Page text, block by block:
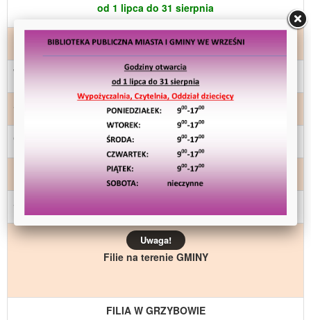
od 1 lipca do 31 sierpnia
PONIEDZIAŁEK 9:00 – 17:00
WTOREK 9:00 – 17:00
ŚRODA 9:00 – 17:00
CZWARTEK 9:00 – 17:00
PIĄTEK 9:00 – 17:00
SOBOTA
Filie na terenie GMINY
FILIA W GRZYBOWIE
Uwaga!